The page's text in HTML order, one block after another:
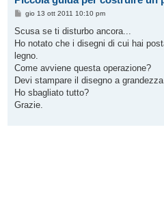
M
s
a
g
g
i
o
gio 13 ott 2011 10:10 pm
Scusa se ti disturbo ancora...
Ho notato che i disegni di cui hai
legno.
Come avviene questa operazione?
Devi stampare il disegno a
Ho sbagliato tutto?
Grazie.